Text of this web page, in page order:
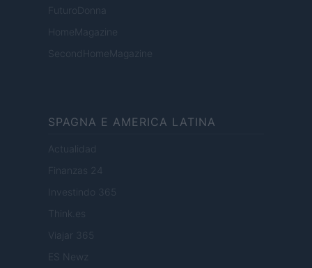
FuturoDonna
HomeMagazine
SecondHomeMagazine
SPAGNA E AMERICA LATINA
Actualidad
Finanzas 24
Investindo 365
Think.es
Viajar 365
ES Newz